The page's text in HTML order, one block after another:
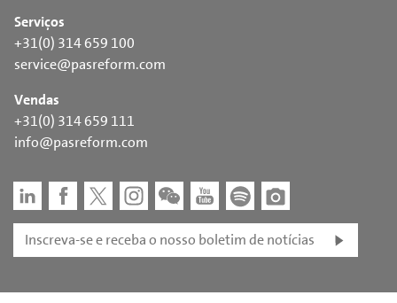
Serviços
+31(0) 314 659 100
service@pasreform.com
Vendas
+31(0) 314 659 111
info@pasreform.com
Inscreva-se e receba o nosso boletim de notícias